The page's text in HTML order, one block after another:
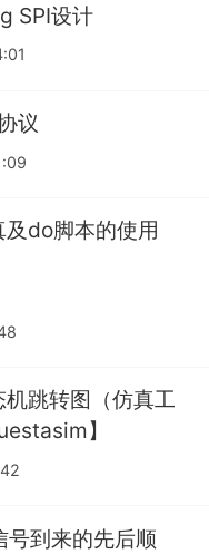
SPI设计
议
do脚本的使用
跳转图（仿真工
】
到来的先后顺